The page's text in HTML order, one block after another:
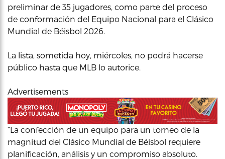
preliminar de 35 jugadores, como parte del proceso
de conformación del Equipo Nacional para el Clásico
Mundial de Béisbol 2026.
La lista, sometida hoy, miércoles, no podrá hacerse
público hasta que MLB lo autorice.
Advertisements
“La confección de un equipo para un torneo de la
magnitud del Clásico Mundial de Béisbol requiere
planificación, análisis y un compromiso absoluto.